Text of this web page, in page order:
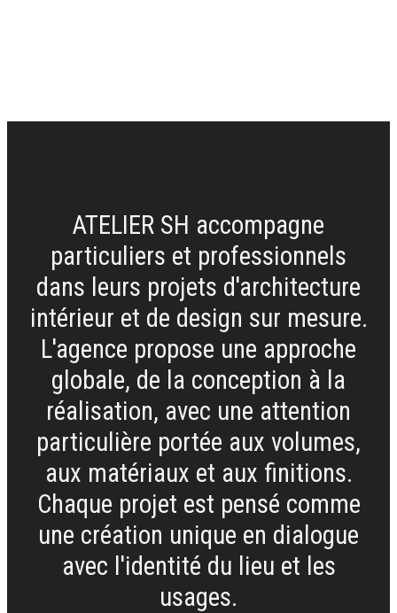
ATELIER SH accompagne
particuliers et professionnels
dans leurs projets d'architecture
intérieur et de design sur mesure.
L'agence propose une approche
globale, de la conception à la
réalisation, avec une attention
particulière portée aux volumes,
aux matériaux et aux finitions.
Chaque projet est pensé comme
une création unique en dialogue
avec l'identité du lieu et les
usages.